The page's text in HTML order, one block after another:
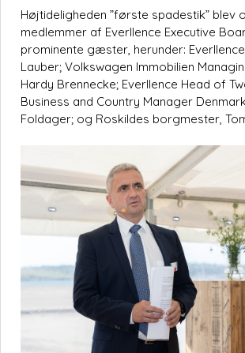
Højtideligheden ”første spadestik”
medlemmer af Everllence Executive
prominente gæster, herunder: Everllence
Lauber; Volkswagen Immobilien
Hardy Brennecke; Everllence Head of
Business and Country Manager
Foldager; og Roskildes borgmester,